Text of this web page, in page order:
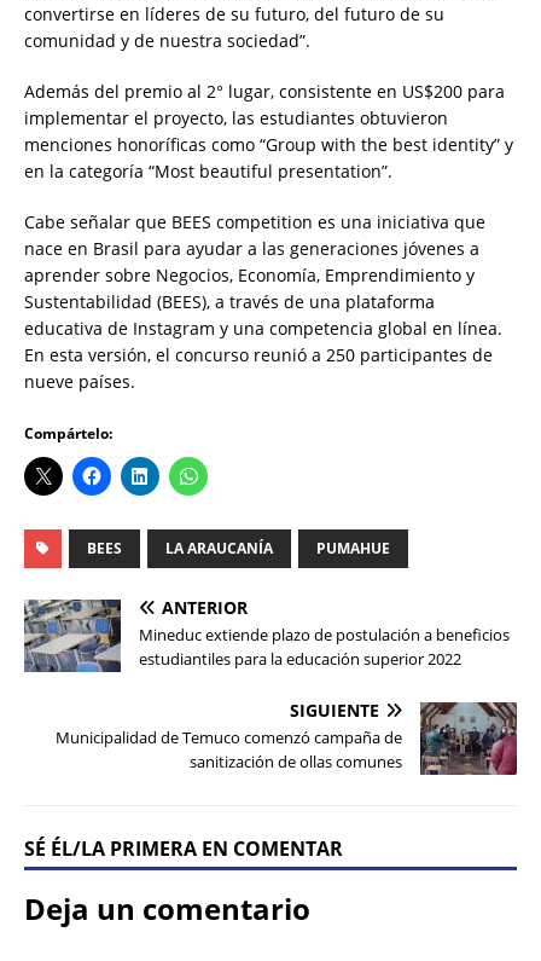
convertirse en líderes de su futuro, del futuro de su
comunidad y de nuestra sociedad”.
Además del premio al 2° lugar, consistente en US$200 para
implementar el proyecto, las estudiantes obtuvieron
menciones honoríficas como “Group with the best identity” y
en la categoría “Most beautiful presentation”.
Cabe señalar que BEES competition es una iniciativa que
nace en Brasil para ayudar a las generaciones jóvenes a
aprender sobre Negocios, Economía, Emprendimiento y
Sustentabilidad (BEES), a través de una plataforma
educativa de Instagram y una competencia global en línea.
En esta versión, el concurso reunió a 250 participantes de
nueve países.
Compártelo:
BEES LA ARAUCANÍA PUMAHUE
ANTERIOR
Mineduc extiende plazo de postulación a beneficios
estudiantiles para la educación superior 2022
SIGUIENTE
Municipalidad de Temuco comenzó campaña de
sanitización de ollas comunes
SÉ ÉL/LA PRIMERA EN COMENTAR
Deja un comentario